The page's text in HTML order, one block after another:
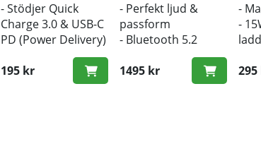
- Stödjer Quick
Charge 3.0 & USB-C
PD (Power Delivery)
- Snabb hastighet
195 kr
- Perfekt ljud &
passform
- Bluetooth 5.2
- Trådlös laddning
1495 kr
-
-
-